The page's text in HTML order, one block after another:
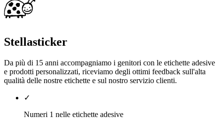
Stellasticker
Da più di 15 anni accompagniamo i genitori con le etichette adesive
e prodotti personalizzati, riceviamo degli ottimi feedback sull'alta
qualità delle nostre etichette e sul nostro servizio clienti.
✓
Numeri 1 nelle etichette adesive